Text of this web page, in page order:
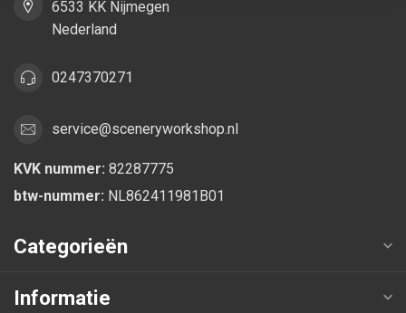
6533 KK Nijmegen
Nederland
0247370271
service@sceneryworkshop.nl
KVK nummer: 82287775
btw-nummer: NL862411981B01
Categorieën
Informatie